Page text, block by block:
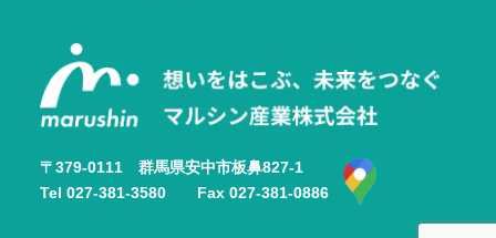
〒379-0111 群馬県安中市板鼻827-1
Tel 027-381-3580 Fax 027-381-0886